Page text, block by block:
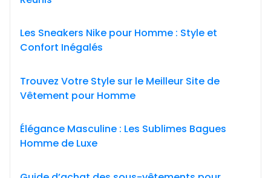
Les Sneakers Nike pour Homme : Style et
Confort Inégalés
Trouvez Votre Style sur le Meilleur Site de
Vêtement pour Homme
Élégance Masculine : Les Sublimes Bagues
Homme de Luxe